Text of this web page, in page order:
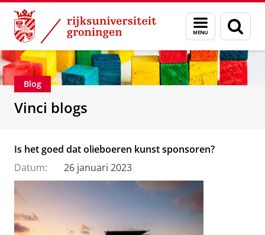
Skip
Content
Skip
Navigation
Menu
en
zoeken
Department of Innovation Management &
Blog
Vinci blogs
Is het goed dat olieboeren kunst sponsoren?
Datum:
26 januari 2023